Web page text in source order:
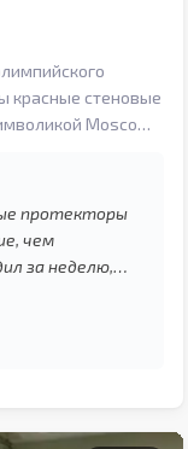
красные стеновые
Moscow
протекторы
чем
за неделю,